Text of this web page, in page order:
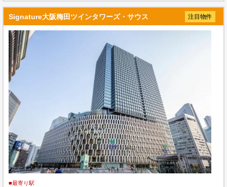
Signature大阪梅田ツインタワーズ・サウス 注目物件
■最寄り駅